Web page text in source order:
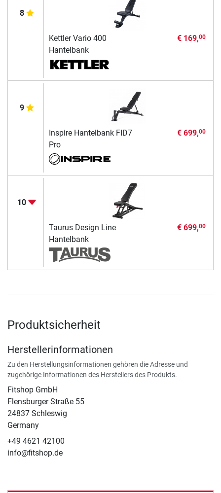
8
Kettler Vario 400
Hantelbank
€ 169,00
9
Inspire Hantelbank FID7
Pro
€ 699,00
10
Taurus Design Line
Hantelbank
€ 699,00
Produktsicherheit
Herstellerinformationen
Zu den Herstellungsinformationen gehören die Adresse und
zugehörige Informationen des Herstellers des Produkts.
Fitshop GmbH
Flensburger Straße 55
24837 Schleswig
Germany
+49 4621 42100
info@fitshop.de